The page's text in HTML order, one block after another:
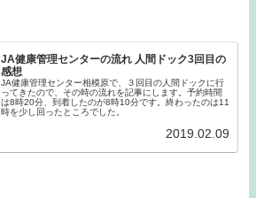
JA健康管理センターの流れ 人間ドック3回目の
感想
JA健康管理センター相模原で、３回目の人間ドックに行
ってきたので、その時の流れを記事にします。予約時間
は8時20分、到着したのが8時10分です。終わったのは11
時を少し回ったところでした。
2019.02.09